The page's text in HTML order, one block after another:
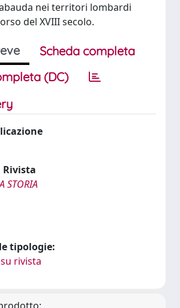
nei territori lombardi
del XVIII secolo.
Scheda completa
(DC)
STORIA
tipologie:
rivista